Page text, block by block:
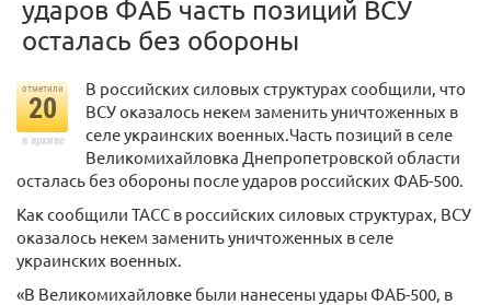
ударов ФАБ часть позиций ВСУ
осталась без обороны
отметили
20
в архиве
В российских силовых структурах сообщили, что
ВСУ оказалось некем заменить уничтоженных в
селе украинских военных.Часть позиций в селе
Великомихайловка Днепропетровской области
осталась без обороны после ударов российских ФАБ-500.
Как сообщили ТАСС в российских силовых структурах, ВСУ
оказалось некем заменить уничтоженных в селе
украинских военных.
«В Великомихайловке были нанесены удары ФАБ-500, в